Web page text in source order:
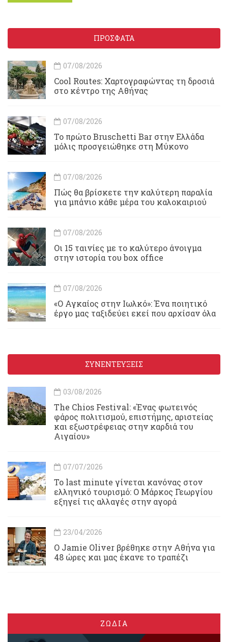
ΠΡΟΣΦΑΤΑ
07/08/2026
Cool Routes: Χαρτογραφώντας τη δροσιά
στο κέντρο της Αθήνας
07/08/2026
Το πρώτο Bruschetti Bar στην Ελλάδα
μόλις προσγειώθηκε στη Μύκονο
07/08/2026
Πώς θα βρίσκετε την καλύτερη παραλία
για μπάνιο κάθε μέρα του καλοκαιριού
07/08/2026
Οι 15 ταινίες με το καλύτερο άνοιγμα
στην ιστορία του box office
07/08/2026
«Ο Αγκαίος στην Ιωλκό»: Ένα ποιητικό
έργο μας ταξιδεύει εκεί που αρχίσαν όλα
ΣΥΝΕΝΤΕΥΞΕΙΣ
03/08/2026
Τhe Chios Festival: «Ένας φωτεινός
φάρος πολιτισμού, επιστήμης, αριστείας
και εξωστρέφειας στην καρδιά του
Αιγαίου»
07/07/2026
Το last minute γίνεται κανόνας στον
ελληνικό τουρισμό: Ο Μάρκος Γεωργίου
εξηγεί τις αλλαγές στην αγορά
23/04/2026
Ο Jamie Oliver βρέθηκε στην Αθήνα για
48 ώρες και μας έκανε το τραπέζι
ΖΩΔΙΑ